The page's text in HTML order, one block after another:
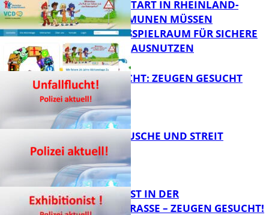
FB Kultur
ZUM SCHULSTART IN RHEINLAND-
PFALZ: KOMMUNEN MÜSSEN
HANDLUNGSSPIELRAUM FÜR SICHERE
SCHULWEGE AUSNUTZEN
UNFALLFLUCHT: ZEUGEN GESUCHT
KNALLGERÄUSCHE UND STREIT
EXHIBITIONIST IN DER
VELMANNSTRASSE – ZEUGEN GESUCHT!